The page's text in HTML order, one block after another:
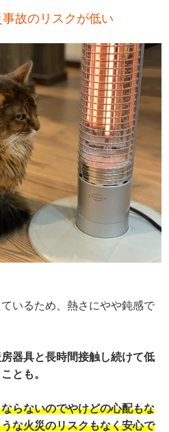
故のリスクが低い
いるため、熱さにやや鈍感で
器具と長時間接触し続けて低
とも。
らないのでやけどの心配もな
な火災のリスクもなく安心で